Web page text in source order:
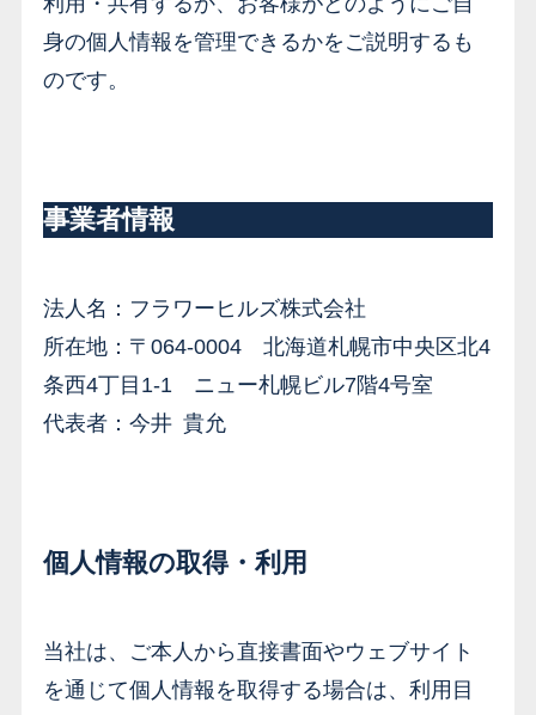
身の個人情報を管理できるかをご説明するも
のです。
事業者情報
法人名：フラワーヒルズ株式会社
所在地：〒064-0004 北海道札幌市中央区北4
条西4丁目1-1 ニュー札幌ビル7階4号室
代表者：今井 貴允
個人情報の取得・利用
当社は、ご本人から直接書面やウェブサイト
を通じて個人情報を取得する場合は、利用目